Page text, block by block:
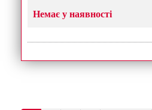
Немає у наявності